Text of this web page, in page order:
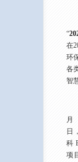
9
“
在
环
各
智
日
科
项